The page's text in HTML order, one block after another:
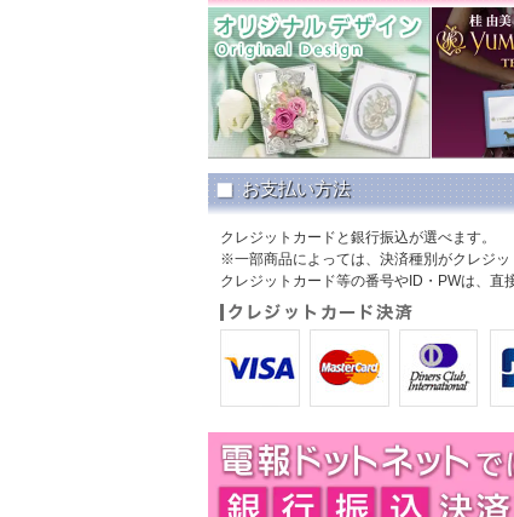
2024年11月29日 【弔電】「お悔やみ特
供花ブーケやお線香セ
ージをご覧ください。
2024年09月22日 【新商品】 【祝電】
のお線香セット3商品、
2024年08月31日 【新商品】 弔電 布貼
表紙の布面には重厚感
ン。
2024年07月07日 Newコンテンツ、「ス
『
高校野球・スポーツ
2024年06月10日 Newコンテンツ、「ス
『 弔電＆文例 おすすめ
2024年05月23日 【新商品】ぬいぐるみ
大人気の愛されキャラ
2024年04月19日 Newコンテンツ、「ス
第1弾は『祝電おすす
2023年11月16日 【新商品】祝電 フォト
人気のフォトフレーム
お支払い方法
クレジットカードと銀行振込が選べます。
※一部商品によっては、決済種別がクレジッ
クレジットカード等の番号やID・PWは、直